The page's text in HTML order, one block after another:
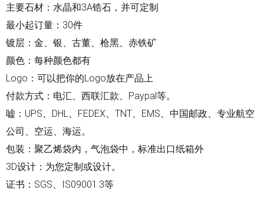
主要石材：水晶和3A锆石，并可定制
最小起订量：30件
镀层：金、银、古董、枪黑、赤铁矿
颜色：每种颜色都有
Logo：可以把你的Logo放在产品上
付款方式：电汇、西联汇款、Paypal等。
嘘：UPS、DHL、FEDEX、TNT、EMS、中国邮政、专业航空
公司、空运、海运。
包装：聚乙烯袋内，气泡袋中，标准出口纸箱外
3D设计：为您定制或设计。
证书：SGS、IS09001.3等